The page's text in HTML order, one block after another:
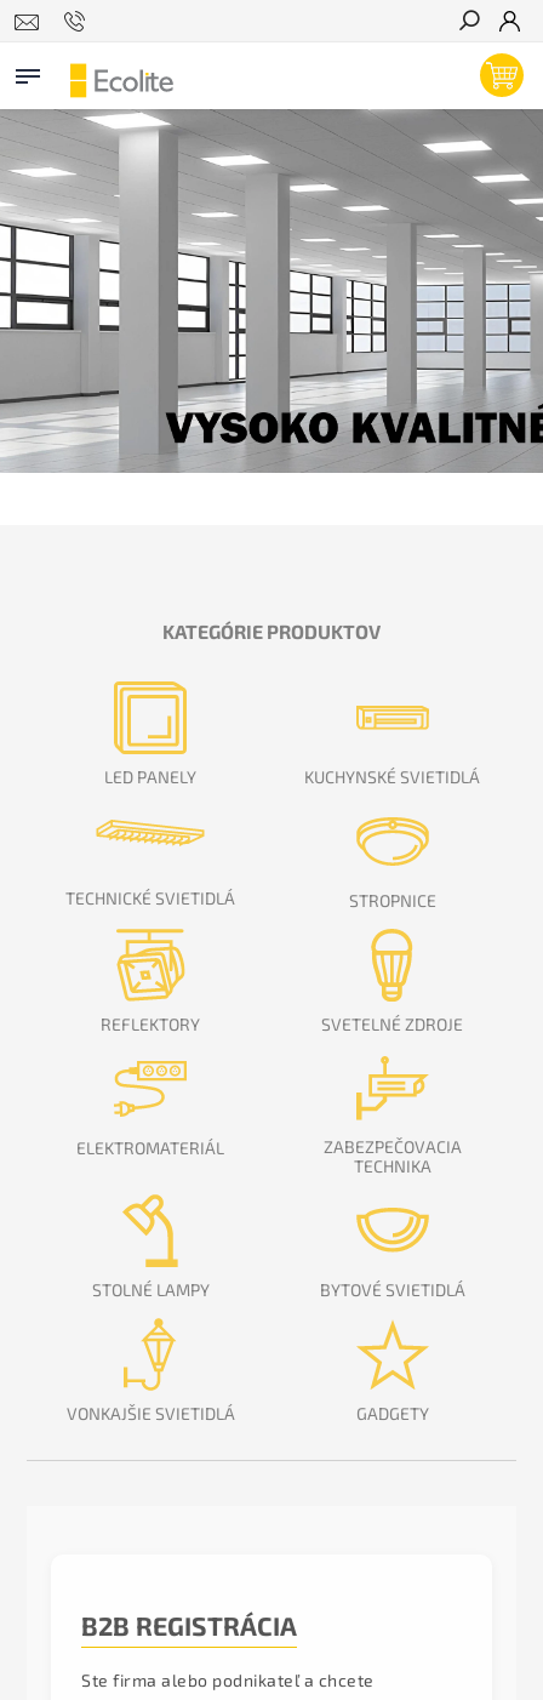
Hľadať
KATEGÓRIE PRODUKTOV
LED PANELY KUCHYNSKÉ SVIETIDLÁ
TECHNICKÉ SVIETIDLÁ STROPNICE
REFLEKTORY SVETELNÉ ZDROJE
ELEKTROMATERIÁL
ZABEZPEČOVACIA
TECHNIKA
STOLNÉ LAMPY BYTOVÉ SVIETIDLÁ
VONKAJŠIE SVIETIDLÁ GADGETY
B2B REGISTRÁCIA
Ste firma alebo podnikateľ a chcete